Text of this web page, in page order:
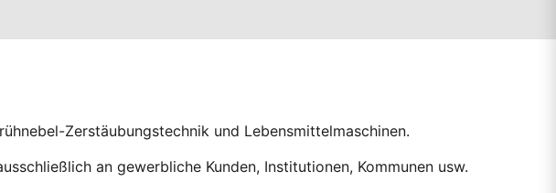
Zerstäubungstechnik und Lebensmittelmaschinen.
an gewerbliche Kunden, Institutionen, Kommunen usw.